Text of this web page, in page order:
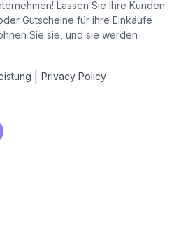
Lassen Sie Ihre Kunden
Gutscheine für ihre Einkäufe
Sie sie, und sie werden
Privacy Policy